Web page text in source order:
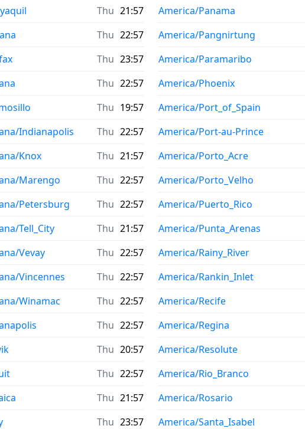
Thu 21:57
Thu 22:57
Thu 23:57
Thu 22:57
Thu 19:57
Indianapolis
Thu 22:57
Knox
Thu 21:57
Marengo
Thu 22:57
Petersburg
Thu 22:57
Tell_City
Thu 21:57
Vevay
Thu 22:57
Vincennes
Thu 22:57
Winamac
Thu 22:57
Thu 22:57
Thu 20:57
Thu 22:57
Thu 21:57
Thu 23:57
America/Panama
America/Pangnirtung
America/Paramaribo
America/Phoenix
America/Port_of_Spain
America/Port-au-Prince
America/Porto_Acre
America/Porto_Velho
America/Puerto_Rico
America/Punta_Arenas
America/Rainy_River
America/Rankin_Inlet
America/Recife
America/Regina
America/Resolute
America/Rio_Branco
America/Rosario
America/Santa_Isabel